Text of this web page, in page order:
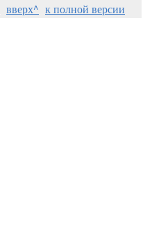
вверх^ к полной версии